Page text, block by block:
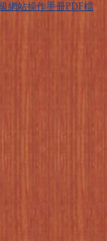
網站操作手冊PDF檔